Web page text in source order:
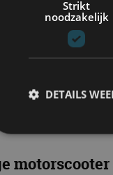
, want helaas
wanneer je een
direct
19 januari
van de
Bekijk
Strikt
noodzakelijk
DETAILS